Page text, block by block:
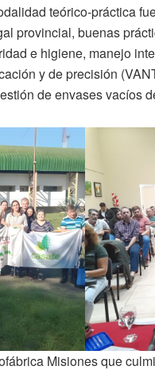
teórico-práctica
provincial, buenas
e higiene, manejo
y de precisión
de envases vacíos
Misiones que